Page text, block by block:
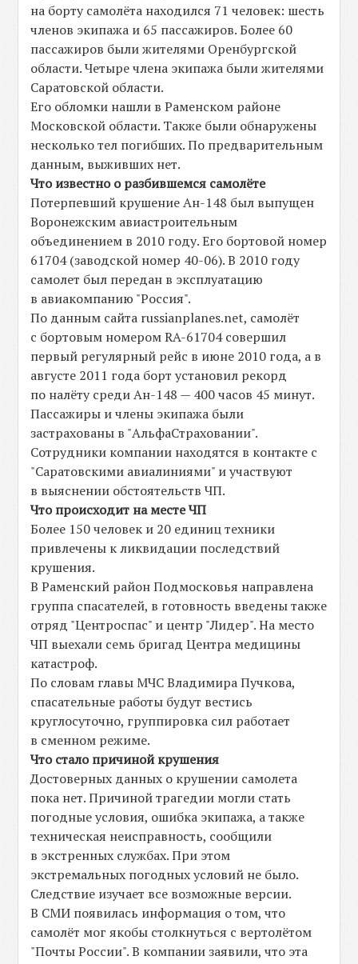
на борту самолёта находился 71 человек: шесть
членов экипажа и 65 пассажиров. Более 60
пассажиров были жителями Оренбургской
области. Четыре члена экипажа были жителями
Саратовской области.
Его обломки нашли в Раменском районе
Московской области. Также были обнаружены
несколько тел погибших. По предварительным
данным, выживших нет.
Что известно о разбившемся самолёте
Потерпевший крушение Ан-148 был выпущен
Воронежским авиастроительным
объединением в 2010 году. Его бортовой номер
61704 (заводской номер 40-06). В 2010 году
самолет был передан в эксплуатацию
в авиакомпанию "Россия".
По данным сайта russianplanes.net, самолёт
с бортовым номером RA-61704 совершил
первый регулярный рейс в июне 2010 года, а в
августе 2011 года борт установил рекорд
по налёту среди Ан-148 — 400 часов 45 минут.
Пассажиры и члены экипажа были
застрахованы в "АльфаСтраховании".
Сотрудники компании находятся в контакте с
"Саратовскими авиалиниями" и участвуют
в выяснении обстоятельств ЧП.
Что происходит на месте ЧП
Более 150 человек и 20 единиц техники
привлечены к ликвидации последствий
крушения.
В Раменский район Подмосковья направлена
группа спасателей, в готовность введены также
отряд "Центроспас" и центр "Лидер". На место
ЧП выехали семь бригад Центра медицины
катастроф.
По словам главы МЧС Владимира Пучкова,
спасательные работы будут вестись
круглосуточно, группировка сил работает
в сменном режиме.
Что стало причиной крушения
Достоверных данных о крушении самолета
пока нет. Причиной трагедии могли стать
погодные условия, ошибка экипажа, а также
техническая неисправность, сообщили
в экстренных службах. При этом
экстремальных погодных условий не было.
Следствие изучает все возможные версии.
В СМИ появилась информация о том, что
самолёт мог якобы столкнуться с вертолётом
"Почты России". В компании заявили, что эта